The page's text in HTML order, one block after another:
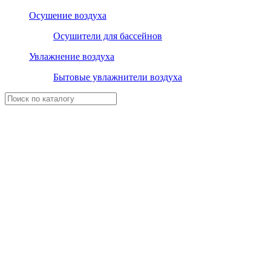
Осушение воздуха
Осушители для бассейнов
Увлажнение воздуха
Бытовые увлажнители воздуха